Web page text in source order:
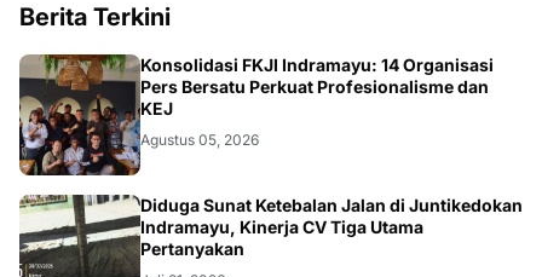
Berita Terkini
Konsolidasi FKJI Indramayu: 14 Organisasi
Pers Bersatu Perkuat Profesionalisme dan
KEJ
Agustus 05, 2026
KRIMINAL
Diduga Sunat Ketebalan Jalan di Juntikedokan
Indramayu, Kinerja CV Tiga Utama
Pertanyakan